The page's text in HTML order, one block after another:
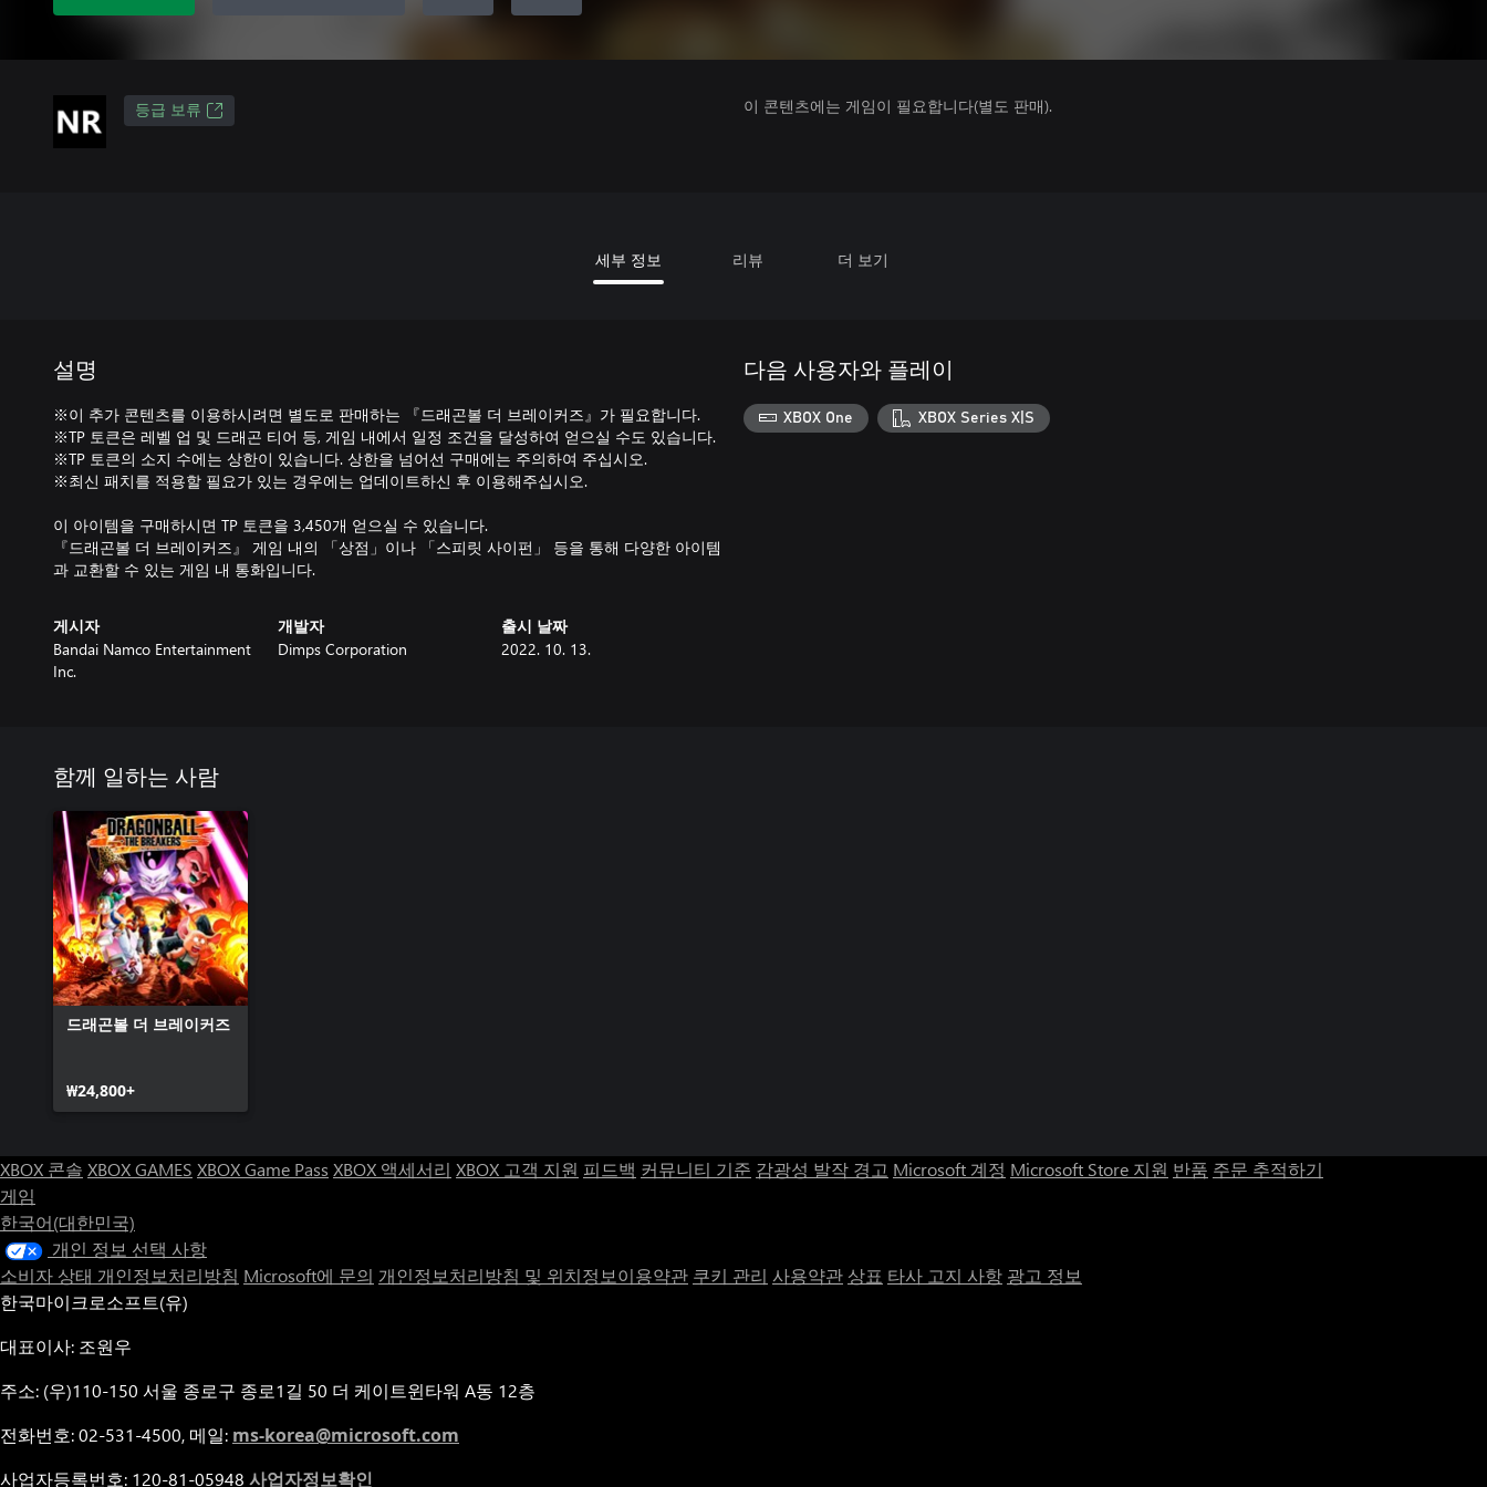
등급 보류 이 콘텐츠에는 게임이 필요합니다(별도 판매).
세부 정보 리뷰 더 보기
설명
※이 추가 콘텐츠를 이용하시려면 별도로 판매하는 『드래곤볼 더 브레이커즈』가 필요합니다.
※TP 토큰은 레벨 업 및 드래곤 티어 등, 게임 내에서 일정 조건을 달성하여 얻으실 수도 있습니다.
※TP 토큰의 소지 수에는 상한이 있습니다. 상한을 넘어선 구매에는 주의하여 주십시오.
※최신 패치를 적용할 필요가 있는 경우에는 업데이트하신 후 이용해주십시오.
이 아이템을 구매하시면 TP 토큰을 3,450개 얻으실 수 있습니다.
『드래곤볼 더 브레이커즈』 게임 내의 「상점」이나 「스피릿 사이펀」 등을 통해 다양한 아이템
과 교환할 수 있는 게임 내 통화입니다.
게시자
Bandai Namco Entertainment
Inc.
개발자
Dimps Corporation
출시 날짜
2022. 10. 13.
다음 사용자와 플레이
XBOX One XBOX Series X|S
함께 일하는 사람
드래곤볼 더 브레이커즈
₩24,800+
XBOX 콘솔 XBOX GAMES XBOX Game Pass XBOX 액세서리 XBOX 고객 지원 피드백 커뮤니티 기준 감광성 발작 경고 Microsoft 계정 Microsoft Store 지원 반품 주문 추적하기
게임
한국어(대한민국)
개인 정보 선택 사항
소비자 상태 개인정보처리방침 Microsoft에 문의 개인정보처리방침 및 위치정보이용약관 쿠키 관리 사용약관 상표 타사 고지 사항 광고 정보
한국마이크로소프트(유)
대표이사: 조원우
주소: (우)110-150 서울 종로구 종로1길 50 더 케이트윈타워 A동 12층
전화번호: 02-531-4500, 메일: ms-korea@microsoft.com
사업자등록번호: 120-81-05948 사업자정보확인